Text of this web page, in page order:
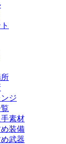
ジ
素材
装備
武器